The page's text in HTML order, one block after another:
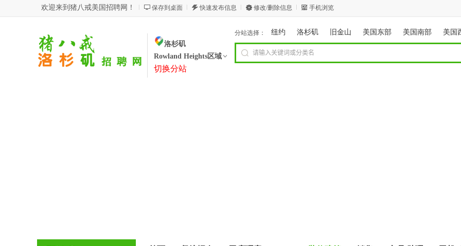
欢迎来到猪八戒美国招聘网！ 保存到桌面 快速发布信息 修改/删除信息 手机浏览
洛杉矶
Rowland Heights区域
切换分站
分站选择： 纽约 洛杉矶 旧金山 美国东部 美国南部 美国